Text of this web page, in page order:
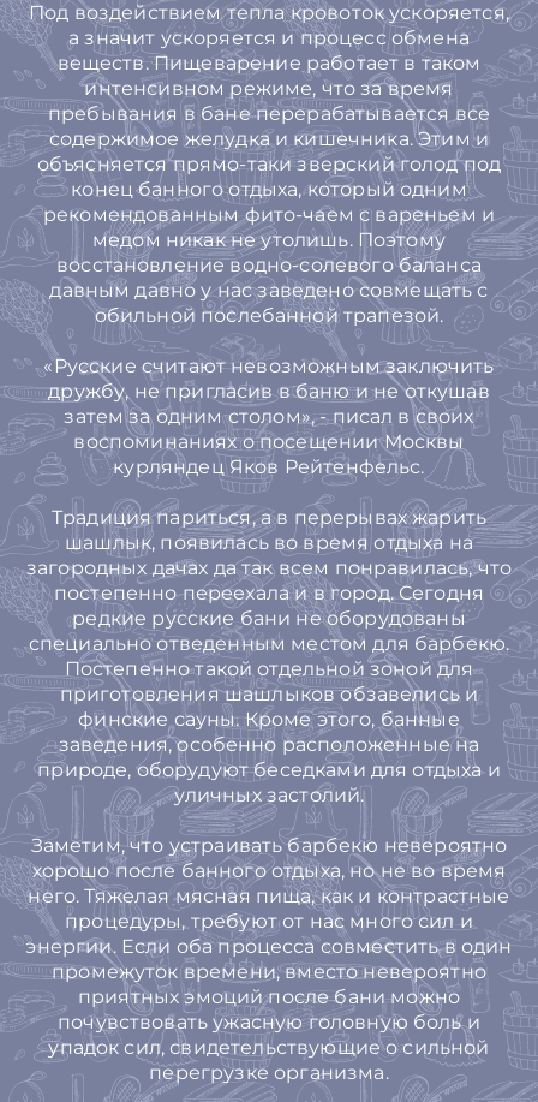
Под воздействием тепла кровоток ускоряется,
а значит ускоряется и процесс обмена
веществ. Пищеварение работает в таком
интенсивном режиме, что за время
пребывания в бане перерабатывается все
содержимое желудка и кишечника. Этим и
объясняется прямо-таки зверский голод под
конец банного отдыха, который одним
рекомендованным фито-чаем с вареньем и
медом никак не утолишь. Поэтому
восстановление водно-солевого баланса
давным давно у нас заведено совмещать с
обильной послебанной трапезой.
«Русские считают невозможным заключить
дружбу, не пригласив в баню и не откушав
затем за одним столом», - писал в своих
воспоминаниях о посещении Москвы
курляндец Яков Рейтенфельс.
Традиция париться, а в перерывах жарить
шашлык, появилась во время отдыха на
загородных дачах да так всем понравилась, что
постепенно переехала и в город. Сегодня
редкие русские бани не оборудованы
специально отведенным местом для барбекю.
Постепенно такой отдельной зоной для
приготовления шашлыков обзавелись и
финские сауны. Кроме этого, банные
заведения, особенно расположенные на
природе, оборудуют беседками для отдыха и
уличных застолий.
Заметим, что устраивать барбекю невероятно
хорошо после банного отдыха, но не во время
него. Тяжелая мясная пища, как и контрастные
процедуры, требуют от нас много сил и
энергии. Если оба процесса совместить в один
промежуток времени, вместо невероятно
приятных эмоций после бани можно
почувствовать ужасную головную боль и
упадок сил, свидетельствующие о сильной
перегрузке организма.